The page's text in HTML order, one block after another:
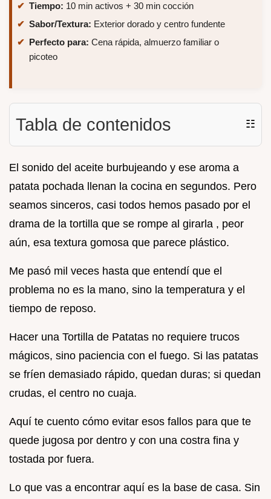
Tiempo: 10 min activos + 30 min cocción
Sabor/Textura: Exterior dorado y centro fundente
Perfecto para: Cena rápida, almuerzo familiar o
picoteo
Tabla de contenidos ☷
El sonido del aceite burbujeando y ese aroma a
patata pochada llenan la cocina en segundos. Pero
seamos sinceros, casi todos hemos pasado por el
drama de la tortilla que se rompe al girarla , peor
aún, esa textura gomosa que parece plástico.
Me pasó mil veces hasta que entendí que el
problema no es la mano, sino la temperatura y el
tiempo de reposo.
Hacer una Tortilla de Patatas no requiere trucos
mágicos, sino paciencia con el fuego. Si las patatas
se fríen demasiado rápido, quedan duras; si quedan
crudas, el centro no cuaja.
Aquí te cuento cómo evitar esos fallos para que te
quede jugosa por dentro y con una costra fina y
tostada por fuera.
Lo que vas a encontrar aquí es la base de casa. Sin